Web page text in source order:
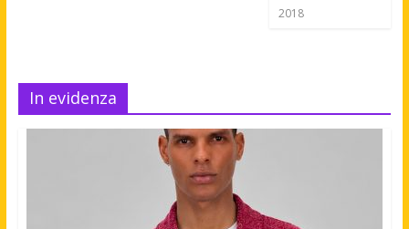
2018
In evidenza